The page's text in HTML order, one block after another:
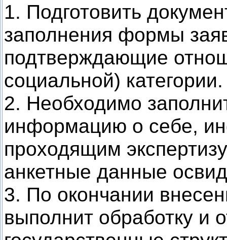
1. Подготовить
заполнения формы
подтверждающие
социальной) категории.
2. Необходимо
информацию о себе,
проходящим
анкетные данные
3. По окончании
выполнит обработку и